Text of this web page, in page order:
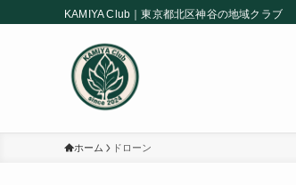
KAMIYA Club｜東京都北区神谷の地域クラブ
ホーム ドローン